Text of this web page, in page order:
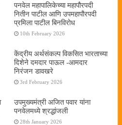
पनवेल महापालिकेच्या महापौरपदी
नितीन पाटील आणि उपमहापौरपदी
प्रमिला पाटील बिनविरोध
10th February 2026
केंद्रीय अर्थसंकल्प विकसित भारताच्या
दिशेने दमदार पाऊल -आमदार
निरंजन डावखरे
3rd February 2026
उपमुख्यमंत्री अजित पवार यांना
पनवेलमध्ये श्रद्धांजली
28th January 2026